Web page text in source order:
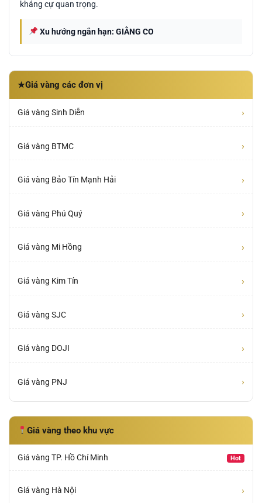
kháng cự quan trọng.
Xu hướng ngắn hạn: GIẰNG CO
★Giá vàng các đơn vị
Giá vàng Sinh Diễn ›
Giá vàng BTMC ›
Giá vàng Bảo Tín Mạnh Hải ›
Giá vàng Phú Quý ›
Giá vàng Mi Hồng ›
Giá vàng Kim Tín ›
Giá vàng SJC ›
Giá vàng DOJI ›
Giá vàng PNJ ›
Giá vàng theo khu vực
Giá vàng TP. Hồ Chí Minh Hot
Giá vàng Hà Nội ›